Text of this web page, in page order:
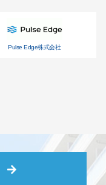
Pulse Edge株式会社